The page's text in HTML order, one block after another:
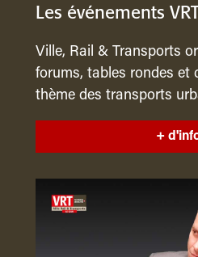
Les événements
Ville, Rail & Transports
forums, tables rondes et
thème des transports
+